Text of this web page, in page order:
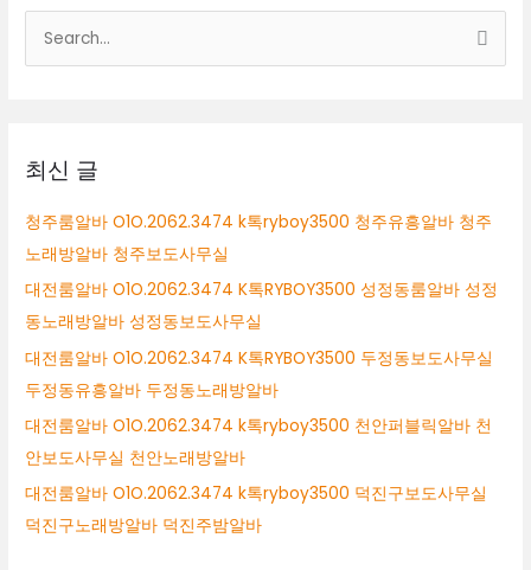
톡
RYBOY3500
수
소
바
수
원
시
테
이
블
알
수
원
시
알
최신 글
청주룸알바 O1O.2062.3474 k톡ryboy3500 청주유흥알바 청주
노래방알바 청주보도사무실
대전룸알바 O1O.2062.3474 K톡RYBOY3500 성정동룸알바 성정
동노래방알바 성정동보도사무실
대전룸알바 O1O.2062.3474 K톡RYBOY3500 두정동보도사무실
두정동유흥알바 두정동노래방알바
대전룸알바 O1O.2062.3474 k톡ryboy3500 천안퍼블릭알바 천
안보도사무실 천안노래방알바
대전룸알바 O1O.2062.3474 k톡ryboy3500 덕진구보도사무실
덕진구노래방알바 덕진주밤알바